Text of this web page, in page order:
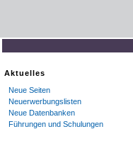
Aktuelles
Neue Seiten
Neuerwerbungslisten
Neue Datenbanken
Führungen und Schulungen